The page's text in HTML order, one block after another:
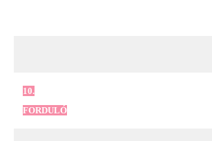
10.
FORDULÓ